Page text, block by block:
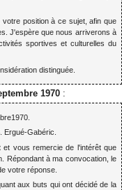
position à ce sujet, afin que
J'espère que nous arriverons à
sportives et culturelles du
distinguée.
1970 :
Ergué-Gabéric.
et vous remercie de l'intérêt que
Répondant à ma convocation, le
votre réponse.
aux buts qui ont décidé de la